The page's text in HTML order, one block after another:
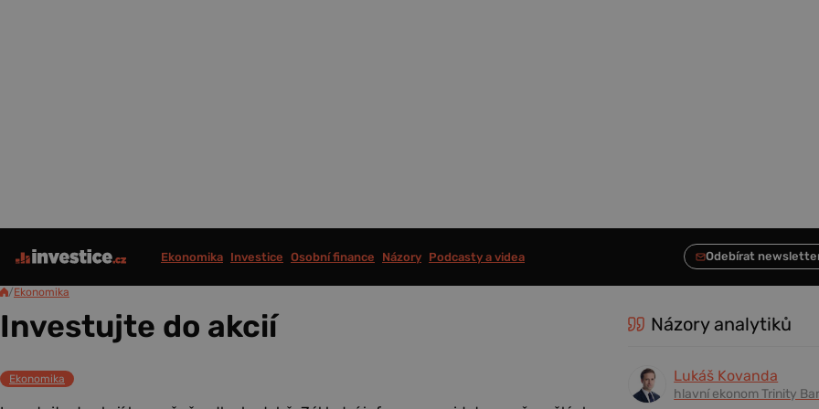
Ekonomika Investice Osobní finance Názory Podcasty a videa
/Ekonomika
Investujte do akcií
Ekonomika
Názory analytiků
Lukáš Kovanda
hlavní ekonom Trinity